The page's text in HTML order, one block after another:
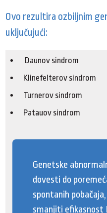
Ovo rezultira ozbiljnim
uključujući:
Daunov sindrom
Klinefelterov sindrom
Turnerov sindrom
Patauov sindrom
Genetske
dovesti do
spontanih
smanjiti efikasnost